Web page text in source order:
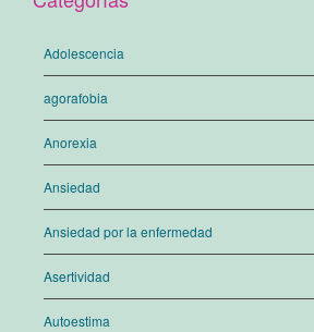
Adolescencia
agorafobia
Anorexia
Ansiedad
Ansiedad por la enfermedad
Asertividad
Autoestima